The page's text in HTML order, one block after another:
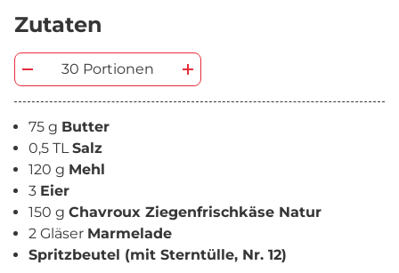
Zutaten
30 Portionen
75 g Butter
0,5 TLSalz
120 g Mehl
3 Eier
150 g Chavroux Ziegenfrischkäse Natur
2 Gläser Marmelade
Spritzbeutel (mit Sterntülle, Nr. 12)